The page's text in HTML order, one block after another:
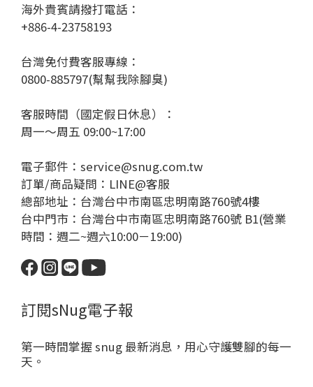
海外貴賓請撥打電話：
+886-4-23758193
台灣免付費客服專線：
0800-885797(幫幫我除腳臭)
客服時間（國定假日休息）：
周一～周五 09:00~17:00
電子郵件：service@snug.com.tw
訂單/商品疑問： LINE@客服
總部地址：台灣台中市南區忠明南路760號4樓
台中門市：台灣台中市南區忠明南路760號 B1(營業
時間：週二~週六10:00－19:00)
訂閱sNug電子報
第一時間掌握 snug 最新消息，用心守護雙腳的每一
天。